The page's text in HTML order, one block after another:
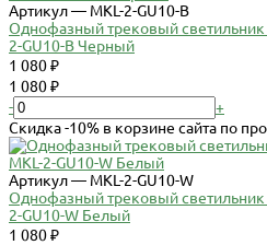
Артикул — MKL-2-GU10-B
Однофазный трековый светильник
2-GU10-B Черный
1 080 ₽
1 080 ₽
-
+
Скидка -10% в корзине сайта по
Артикул — MKL-2-GU10-W
Однофазный трековый светильник
2-GU10-W Белый
1 080 ₽